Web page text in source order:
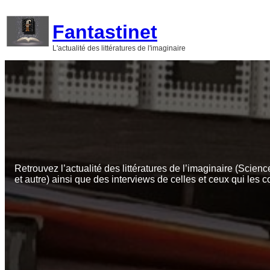
contenu
Fantastinet
L'actualité des littératures de l'imaginaire
Retrouvez l’actualité des littératures de l’imaginaire
et autre) ainsi que des interviews de celles et ceux qui les